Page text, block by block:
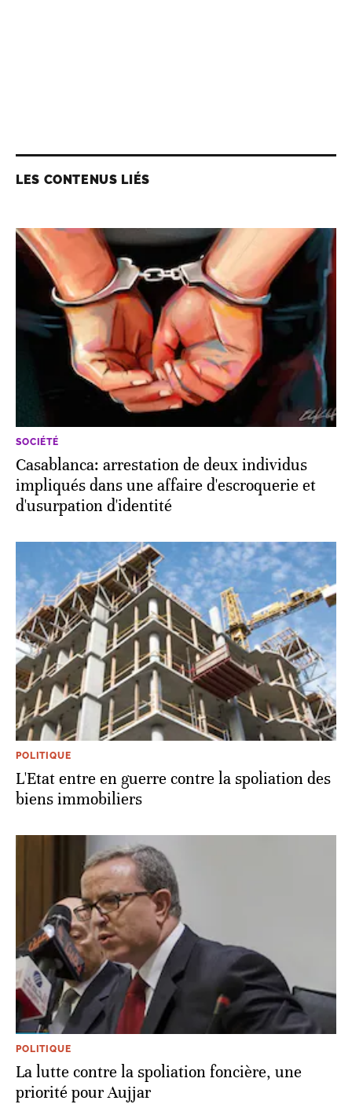
LES CONTENUS LIÉS
SOCIÉTÉ
Casablanca: arrestation de deux individus
impliqués dans une affaire d'escroquerie et
d'usurpation d'identité
POLITIQUE
L'Etat entre en guerre contre la spoliation des
biens immobiliers
POLITIQUE
La lutte contre la spoliation foncière, une
priorité pour Aujjar